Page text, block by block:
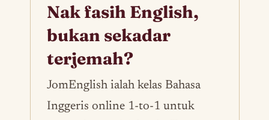
Nak fasih English,
bukan sekadar
terjemah?
JomEnglish ialah kelas Bahasa
Inggeris online 1-to-1 untuk